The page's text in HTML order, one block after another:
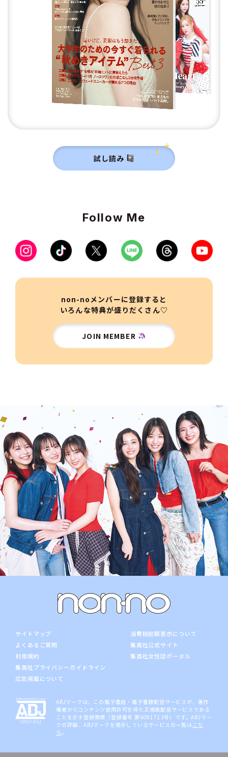
試し読み
Follow Me
non-noメンバーに登録すると
いろんな特典が盛りだくさん♡
JOIN MEMBER
サイトマップ
よくあるご質問
利用規約
集英社プライバシーガイドライン
広告掲載について
消費税総額表示について
集英社公式サイト
集英社女性誌ポータル
ABJマークは、この電子書店・電子書籍配信サービスが、著作
権者からコンテンツ使用許可を得た正規版配信サービスである
ことを示す登録商標（登録番号 第6091713号）です。ABJマー
クの詳細、ABJマークを掲示しているサービスの一覧は こち
ら。